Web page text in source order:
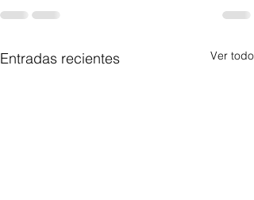
Entradas recientes Ver todo